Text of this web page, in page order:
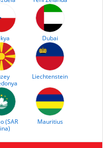
Dubai
Liechtenstein
(SAR
Mauritius